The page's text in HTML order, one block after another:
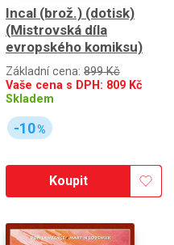
Incal (brož.) (dotisk)
(Mistrovská díla
evropského komiksu)
Základní cena: 899 Kč
Vaše cena s DPH: 809 Kč
Skladem
-10%
Koupit